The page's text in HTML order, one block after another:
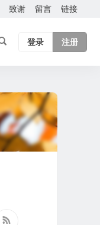
致谢 留言 链接
登录 注册